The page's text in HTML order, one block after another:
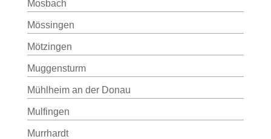
Mosbach
Mössingen
Mötzingen
Muggensturm
Mühlheim an der Donau
Mulfingen
Murrhardt